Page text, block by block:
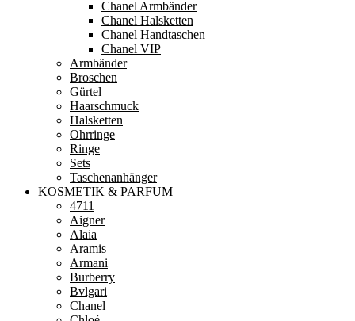
Chanel Armbänder
Chanel Halsketten
Chanel Handtaschen
Chanel VIP
Armbänder
Broschen
Gürtel
Haarschmuck
Halsketten
Ohrringe
Ringe
Sets
Taschenanhänger
KOSMETIK & PARFUM
4711
Aigner
Alaia
Aramis
Armani
Burberry
Bvlgari
Chanel